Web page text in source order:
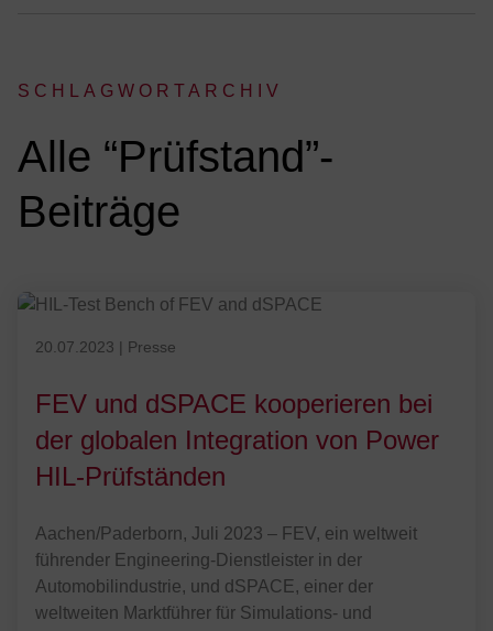
SCHLAGWORTARCHIV
:
Alle “Prüfstand”-
Beiträge
FEV und dSPACE bieten Kunden aus der Automobilindustrie
Veröffentlicht am 20.07.2023
20.07.2023 | Presse
FEV und dSPACE koope­rieren bei
der globalen Integration von Power
HIL-Prüfständen
Aachen/Paderborn, Juli 2023 – FEV, ein weltweit
führender Engineering-Dienstleister in der
Automobilindustrie, und dSPACE, einer der
weltweiten Marktführer für Simulations- und